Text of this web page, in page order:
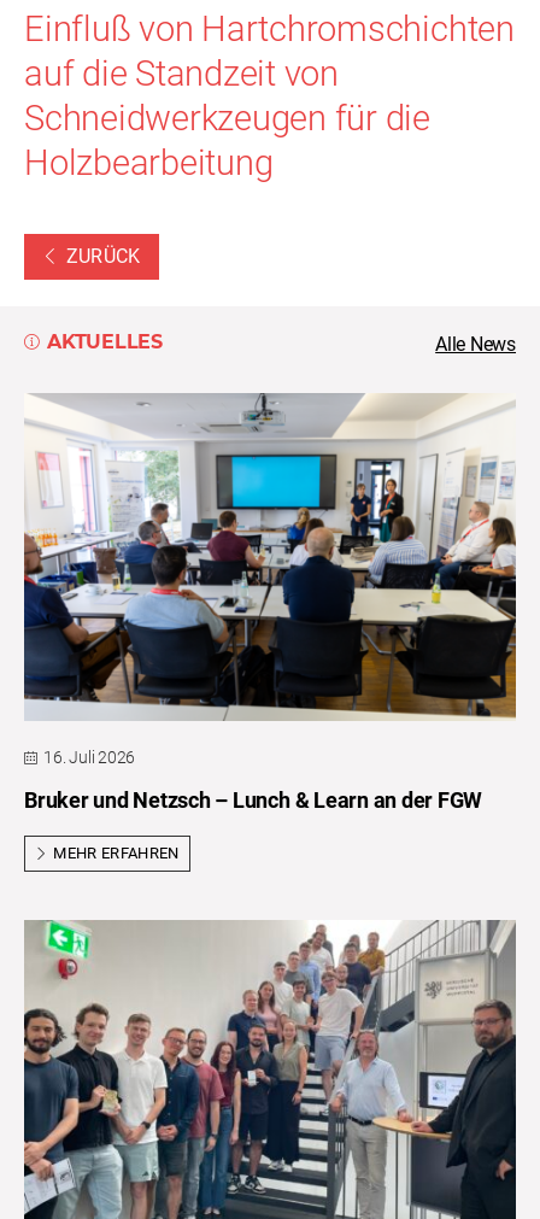
Einfluß von Hartchromschichten
auf die Standzeit von
Schneidwerkzeugen für die
Holzbearbeitung
ZURÜCK
AKTUELLES Alle News
16. Juli 2026
Bruker und Netzsch – Lunch & Learn an der FGW
MEHR ERFAHREN